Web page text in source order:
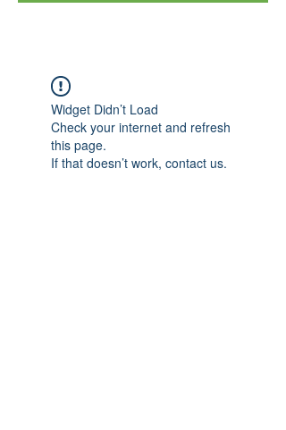
Widget Didn’t Load
Check your internet and refresh
this page.
If that doesn’t work, contact us.